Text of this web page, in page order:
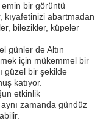
bir görüntü
kıyafetinizi abartmadan
bilezikler, küpeler
günler de Altın
için mükemmel bir
güzel bir şekilde
katıyor.
etkinlik
zamanda gündüz